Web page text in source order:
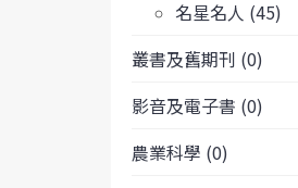
名星名人 (45)
叢書及舊期刊 (0)
影音及電子書 (0)
農業科學 (0)